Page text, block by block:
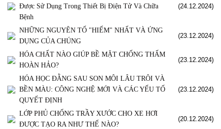
Được Sử Dụng Trong Thiết Bị Điện Tử Và Chữa
Bệnh
(24.12.2024)
NHỮNG NGUYÊN TỐ "HIẾM" NHẤT VÀ ỨNG
DỤNG CỦA CHÚNG
(23.12.2024)
HÓA CHẤT NÀO GIÚP BỀ MẶT CHỐNG THẤM
HOÀN HẢO?
(23.12.2024)
HÓA HỌC ĐẰNG SAU SON MÔI LÂU TRÔI VÀ
BỀN MÀU: CÔNG NGHỆ MỚI VÀ CÁC YẾU TỐ
QUYẾT ĐỊNH
(23.12.2024)
LỚP PHỦ CHỐNG TRẦY XƯỚC CHO XE HƠI
ĐƯỢC TẠO RA NHƯ THẾ NÀO?
(20.12.2024)